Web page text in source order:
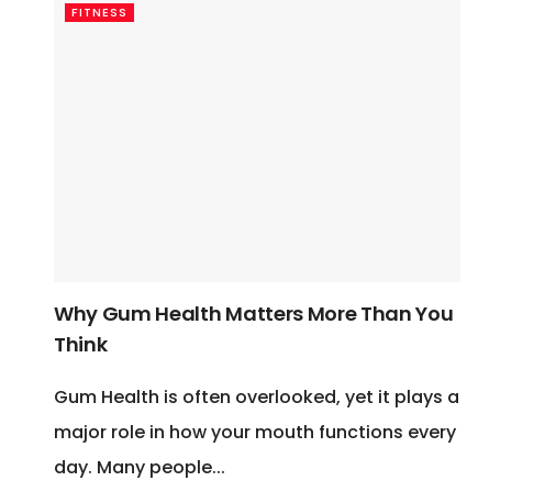
FITNESS
Why Gum Health Matters More Than You
Think
Gum Health is often overlooked, yet it plays a
major role in how your mouth functions every
day. Many people...